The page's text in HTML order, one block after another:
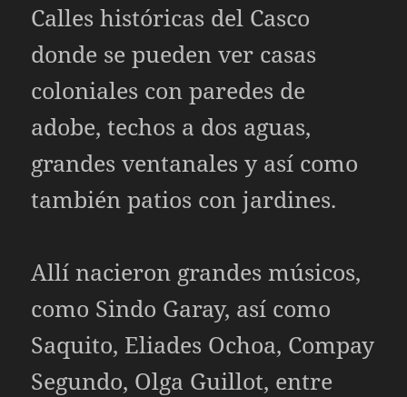
Calles históricas del Casco
donde se pueden ver casas
coloniales con paredes de
adobe, techos a dos aguas,
grandes ventanales y así como
también patios con jardines.
Allí nacieron grandes músicos,
como Sindo Garay, así como
Saquito, Eliades Ochoa, Compay
Segundo, Olga Guillot, entre